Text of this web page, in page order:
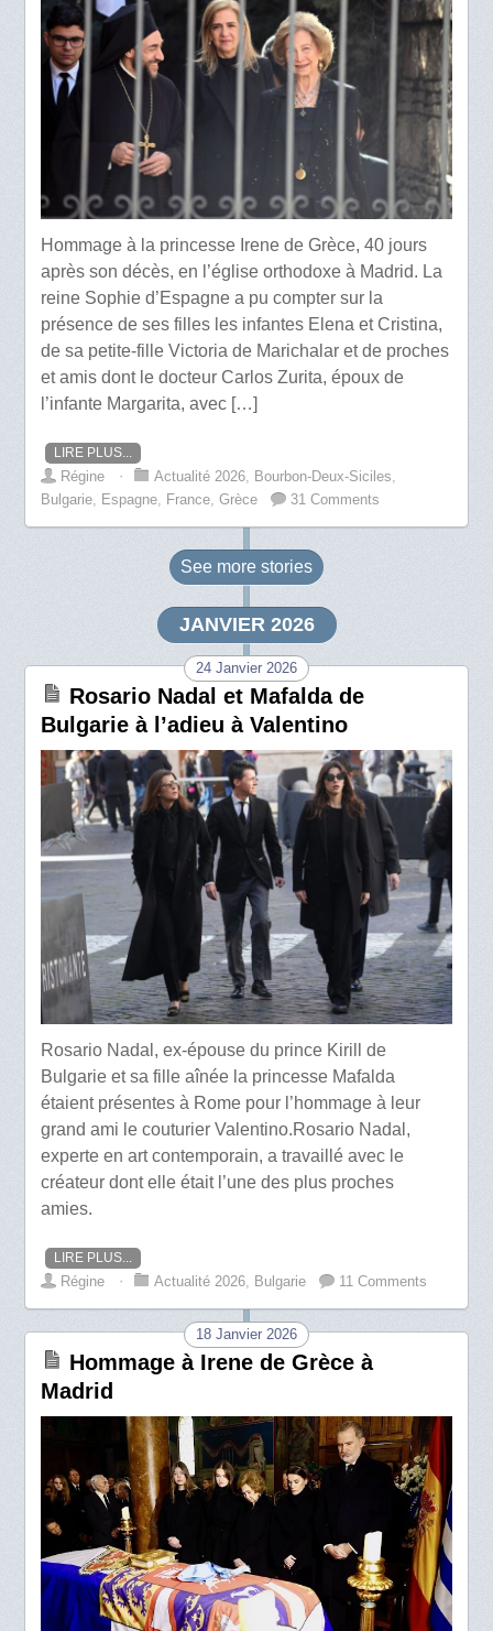
Hommage à la princesse Irene de Grèce, 40 jours
après son décès, en l’église orthodoxe à Madrid. La
reine Sophie d’Espagne a pu compter sur la
présence de ses filles les infantes Elena et Cristina,
de sa petite-fille Victoria de Marichalar et de proches
et amis dont le docteur Carlos Zurita, époux de
l’infante Margarita, avec […]
LIRE PLUS...
Régine ⋅ Actualité 2026 Bourbon-Deux-Siciles
Bulgarie
Espagne France ,Grèce 31 Comments
See more stories
JANVIER 2026
24 Janvier 2026
Rosario Nadal et Mafalda de
Bulgarie à l’adieu à Valentino
Rosario Nadal, ex-épouse du prince Kirill de
Bulgarie et sa fille aînée la princesse Mafalda
étaient présentes à Rome pour l’hommage à leur
grand ami le couturier Valentino.Rosario Nadal,
experte en art contemporain, a travaillé avec le
créateur dont elle était l’une des plus proches
amies.
LIRE PLUS...
Régine ⋅ Actualité 2026 Bulgarie 11 Comments
18 Janvier 2026
Hommage à Irene de Grèce à
Madrid